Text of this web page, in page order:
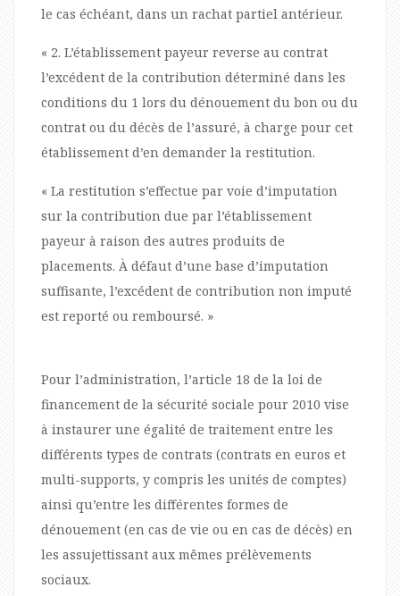
le cas échéant, dans un rachat partiel antérieur.
« 2. L’établissement payeur reverse au contrat
l’excédent de la contribution déterminé dans les
conditions du 1 lors du dénouement du bon ou du
contrat ou du décès de l’assuré, à charge pour cet
établissement d’en demander la restitution.
« La restitution s’effectue par voie d’imputation
sur la contribution due par l’établissement
payeur à raison des autres produits de
placements. À défaut d’une base d’imputation
suffisante, l’excédent de contribution non imputé
est reporté ou remboursé. »
Pour l’administration, l’article 18 de la loi de
financement de la sécurité sociale pour 2010 vise
à instaurer une égalité de traitement entre les
différents types de contrats (contrats en euros et
multi-supports, y compris les unités de comptes)
ainsi qu’entre les différentes formes de
dénouement (en cas de vie ou en cas de décès) en
les assujettissant aux mêmes prélèvements
sociaux.